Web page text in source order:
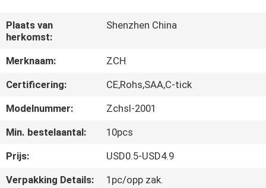
ONGEVEER
ONS
FABRIEKSREIS
CONTACTEER
ONS
Plaats van
herkomst:
Shenzhen China
Merknaam:
ZCH
Certificering:
CE,Rohs,SAA,C-tick
Modelnummer:
Zchsl-2001
Min. bestelaantal:
10pcs
Prijs:
USD0.5-USD4.9
Verpakking Details:
1pc/opp zak.